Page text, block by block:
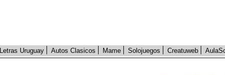
Letras Uruguay Autos Clasicos Mame Solojuegos Creatuweb